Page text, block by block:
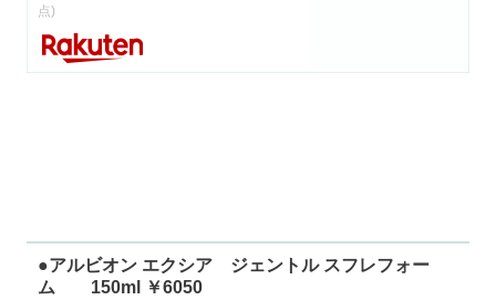
点)
●アルビオン エクシア ジェントル スフレフォー
ム 150ml ￥6050